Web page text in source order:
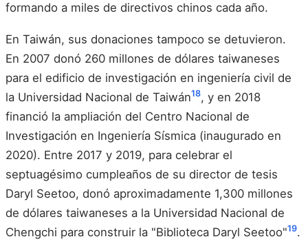
formando a miles de directivos chinos cada año.
En Taiwán, sus donaciones tampoco se detuvieron.
En 2007 donó 260 millones de dólares taiwaneses
para el edificio de investigación en ingeniería civil de
la Universidad Nacional de Taiwán18, y en 2018
financió la ampliación del Centro Nacional de
Investigación en Ingeniería Sísmica (inaugurado en
2020). Entre 2017 y 2019, para celebrar el
septuagésimo cumpleaños de su director de tesis
Daryl Seetoo, donó aproximadamente 1,300 millones
de dólares taiwaneses a la Universidad Nacional de
Chengchi para construir la "Biblioteca Daryl Seetoo"19.